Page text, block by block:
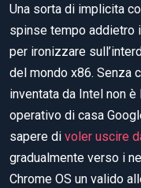
Una sorta di implicita
spinse tempo addietro
per ironizzare
del mondo x86. Senza
inventata da Intel non
operativo di casa
sapere di voler uscire
gradualmente verso i
Chrome OS un valido